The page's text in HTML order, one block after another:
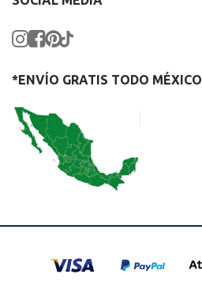
*ENVÍO GRATIS TODO MÉXICO